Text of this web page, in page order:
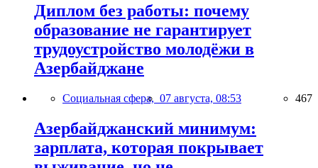
Диплом без работы: почему
образование не гарантирует
трудоустройство молодёжи в
Азербайджане
Социальная сфера, 07 августа, 08:53 467
Азербайджанский минимум:
зарплата, которая покрывает